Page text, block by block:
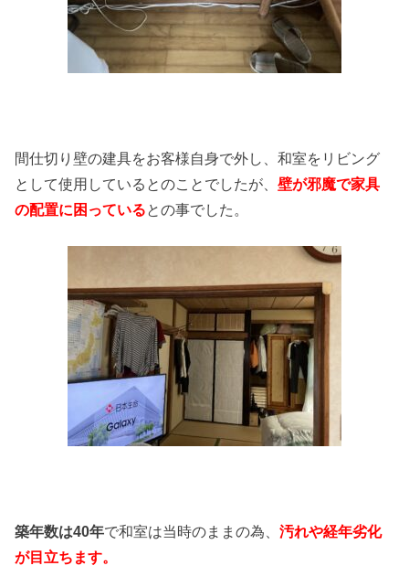
間仕切り壁の建具をお客様自身で外し、和室をリビング
として使用しているとのことでしたが、壁が邪魔で家具
の配置に困っているとの事でした。
築年数は40年で和室は当時のままの為、汚れや経年劣化
が目立ちます。